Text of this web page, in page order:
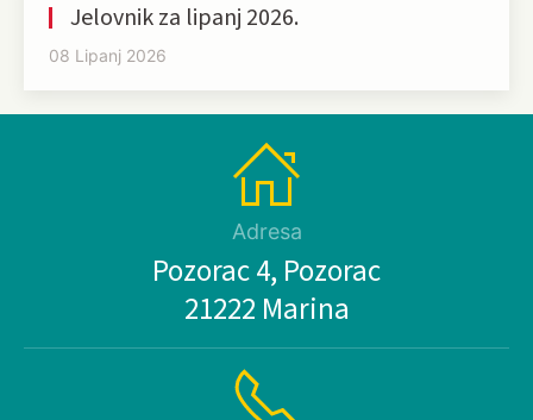
Jelovnik za lipanj 2026.
08 Lipanj 2026
Adresa
Pozorac 4, Pozorac
21222 Marina